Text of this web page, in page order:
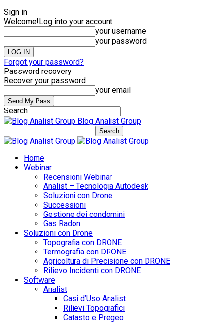
Sign in
Welcome!Log into your account
your username
your password
Forgot your password?
Password recovery
Recover your password
your email
Search
Blog Analist Group
Home
Webinar
Recensioni Webinar
Analist – Tecnologia Autodesk
Soluzioni con Drone
Successioni
Gestione dei condomini
Gas Radon
Soluzioni con Drone
Topografia con DRONE
Termografia con DRONE
Agricoltura di Precisione con DRONE
Rilievo Incidenti con DRONE
Software
Analist
Casi d’Uso Analist
Rilievi Topografici
Catasto e Pregeo